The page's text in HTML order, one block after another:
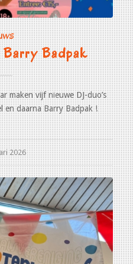
Badpak
maken vijf nieuwe DJ-duo’s
en daarna Barry Badpak !
2026